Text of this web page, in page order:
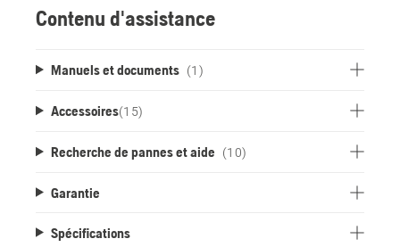
Contenu d'assistance
Manuels et documents (1)
Accessoires(15)
Recherche de pannes et aide (10)
Garantie
Spécifications